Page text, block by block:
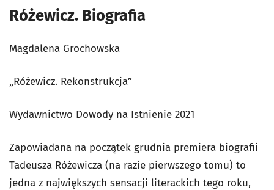
Różewicz. Biografia
Magdalena Grochowska
„Różewicz. Rekonstrukcja”
Wydawnictwo Dowody na Istnienie 2021
Zapowiadana na początek grudnia premiera biografii
Tadeusza Różewicza (na razie pierwszego tomu) to
jedna z największych sensacji literackich tego roku,